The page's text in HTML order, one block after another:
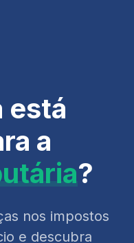
está
a
?
nos impostos
e descubra